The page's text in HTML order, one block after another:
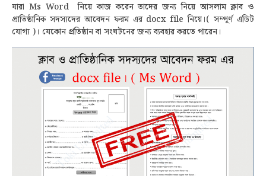
যারা Ms Word নিয়ে কাজ করেন তাদের জন্য নিয়ে আসলাম ক্লাব ও
প্রাতিষ্ঠানিক সদস্যদের আবেদন ফরম এর docx file নিয়ে।( সম্পূর্ণ এডিট
যোগ্য )। যেকোন প্রতিষ্ঠান বা সংঘটনের জন্য ব্যবহার করতে পারেন।